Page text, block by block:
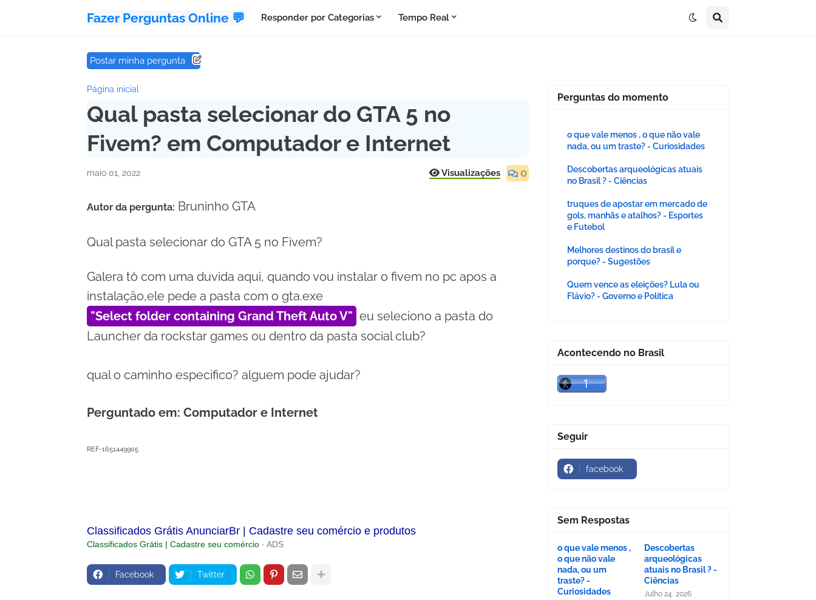
Fazer Perguntas Online 💬 Responder por Categorias Tempo Real
Postar minha pergunta
Página inicial
Qual pasta selecionar do GTA 5 no
Fivem? em Computador e Internet
maio 01, 2022 Visualizações 0
Autor da pergunta: Bruninho GTA
Qual pasta selecionar do GTA 5 no Fivem?
Galera tô com uma duvida aqui, quando vou instalar o fivem no pc apos a
instalação,ele pede a pasta com o gta.exe
Select folder containing Grand Theft Auto V
eu seleciono a pasta do
Launcher da rockstar games ou dentro da pasta social club?
qual o caminho especifico? alguem pode ajudar?
Perguntado em: Computador e Internet
REF-1651449905
Classificados Grátis AnunciarBr | Cadastre seu comércio e produtos
Classificados Grátis | Cadastre seu comércio · ADS
Facebook Twitter
Perguntas do momento
o que vale menos , o que não vale
nada, ou um traste? - Curiosidades
Descobertas arqueológicas atuais
no Brasil ? - Ciências
truques de apostar em mercado de
gols, manhãs e atalhos? - Esportes
e Futebol
Melhores destinos do brasil e
porque? - Sugestões
Quem vence as eleições? Lula ou
Flávio? - Governo e Política
Acontecendo no Brasil
Seguir
facebook
Sem Respostas
o que vale menos ,
o que não vale
nada, ou um
traste? -
Curiosidades
Descobertas
arqueológicas
atuais no Brasil ? -
Ciências
Julho 24, 2026